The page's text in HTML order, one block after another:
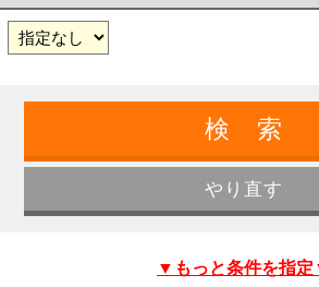
▼もっと条件を指